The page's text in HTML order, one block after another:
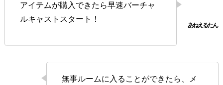
アイテムが購入できたら早速バーチャ
ルキャストスタート！
無事ルームに入ることができたら、メ